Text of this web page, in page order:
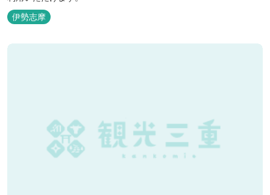
伊勢志摩